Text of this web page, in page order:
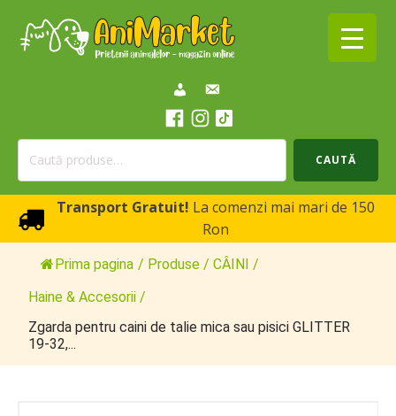
Caută
CAUTĂ
Transport Gratuit! La comenzi mai mari de 150
Ron
Prima pagina / Produse / CÂINI /
Haine & Accesorii /
Zgarda pentru caini de talie mica sau pisici GLITTER
19-32,...